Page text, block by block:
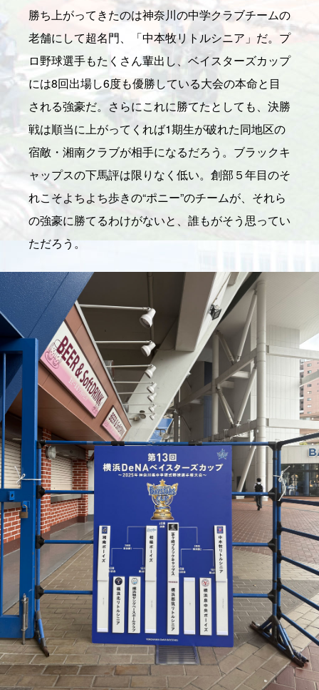
勝ち上がってきたのは神奈川の中学クラブチームの
老舗にして超名門、「中本牧リトルシニア」だ。プ
ロ野球選手もたくさん輩出し、ベイスターズカップ
には8回出場し6度も優勝している大会の本命と目
される強豪だ。さらにこれに勝てたとしても、決勝
戦は順当に上がってくれば1期生が破れた同地区の
宿敵・湘南クラブが相手になるだろう。ブラックキ
ャップスの下馬評は限りなく低い。創部５年目のそ
れこそよちよち歩きの“ポニー”のチームが、それら
の強豪に勝てるわけがないと、誰もがそう思ってい
ただろう。